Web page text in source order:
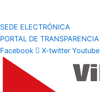
SEDE ELECTRÓNICA
PORTAL DE TRANSPARENCIA
Facebook
X-twitter Youtube